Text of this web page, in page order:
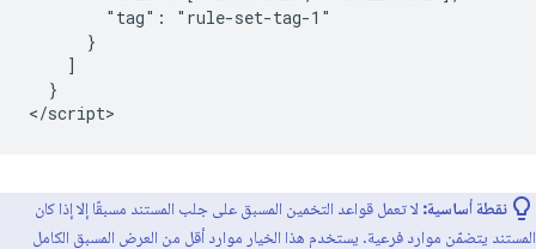
        "tag": "rule-set-tag-1"
      }
    ]
  }
نقطة أساسية: لا تعمل قواعد التخمين المسبق على جلب المستند مسبقًا إلا إذا كان
المستند يتضمّن موارد فرعية. يستخدم هذا الخيار موارد أقل من العرض المسبق الكامل